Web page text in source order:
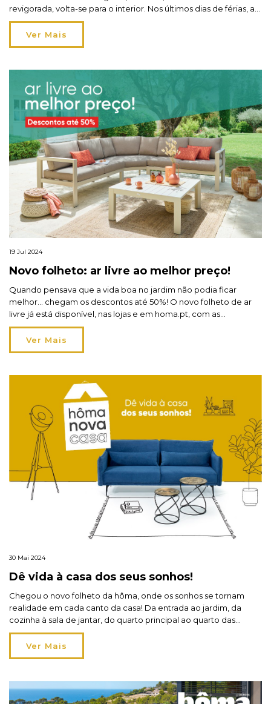
revigorada, volta-se para o interior. Nos últimos dias de férias, a
sensação de nostalgia pelas memórias criadas mistura-se com o
desejo crescente de voltar para casa! O regresso mais desejado
até 70% de desconto! Porque […]
Ver Mais
19 Jul 2024
Novo folheto: ar livre ao melhor preço!
Quando pensava que a vida boa no jardim não podia ficar
melhor… chegam os descontos até 50%! O novo folheto de ar
livre já está disponível, nas lojas e em homa.pt, com as
promoções mais desejadas do verão. Mesmo a tempo das
férias em família! Crie momentos inesquecíveis, de alegria e
lazer, com os nossos […]
Ver Mais
30 Mai 2024
Dê vida à casa dos seus sonhos!
Chegou o novo folheto da hôma, onde os sonhos se tornam
realidade em cada canto da casa! Da entrada ao jardim, da
cozinha à sala de jantar, do quarto principal ao quarto das
crianças: o folheto hôma nova casa traz móveis para todos os
espaços. De 30 de maio a 17 de junho, encontre as […]
Ver Mais